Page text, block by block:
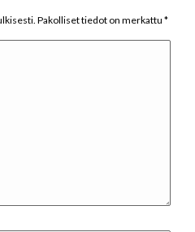
Pakolliset tiedot on merkattu *